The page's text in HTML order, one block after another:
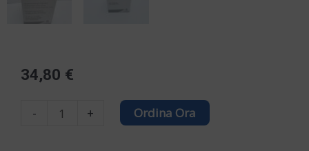
34,80 €
-
FLORINEF
+ Ordina Ora